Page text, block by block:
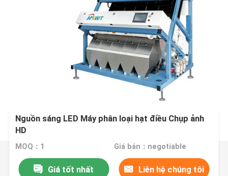
Nguồn sáng LED Máy phân loại hạt điều Chụp ảnh
HD
MOQ：1 Giá bán：negotiable
Giá tốt nhất Liên hệ chúng tôi